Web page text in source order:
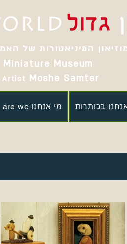
מוזיאון המיניאטורות של
Miniature Museum
Artist Moshe Samter
who are we מי אנחנו בכותרות